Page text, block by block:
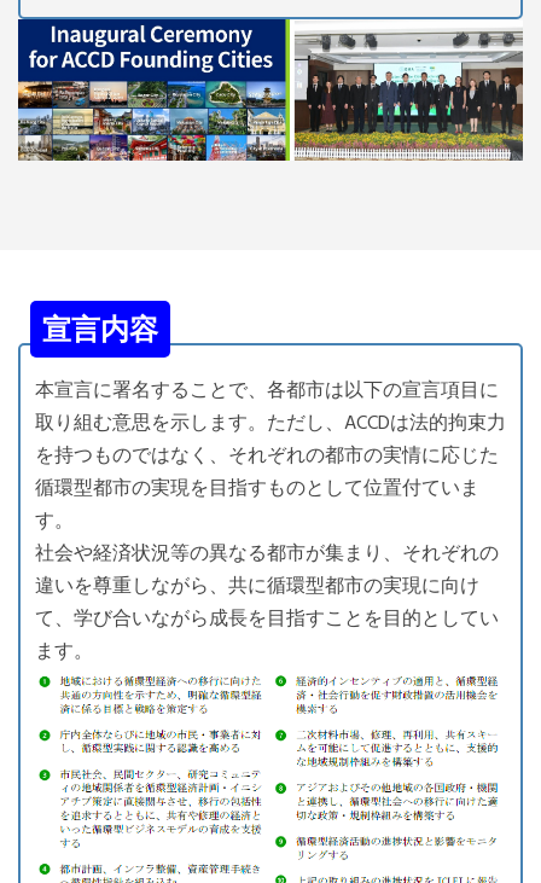
宣言内容
本宣言に署名することで、各都市は以下の宣言項目に
取り組む意思を示します。ただし、ACCDは法的拘束力
を持つものではなく、それぞれの都市の実情に応じた
循環型都市の実現を目指すものとして位置付ていま
す。
社会や経済状況等の異なる都市が集まり、それぞれの
違いを尊重しながら、共に循環型都市の実現に向け
て、学び合いながら成長を目指すことを目的としてい
ます。